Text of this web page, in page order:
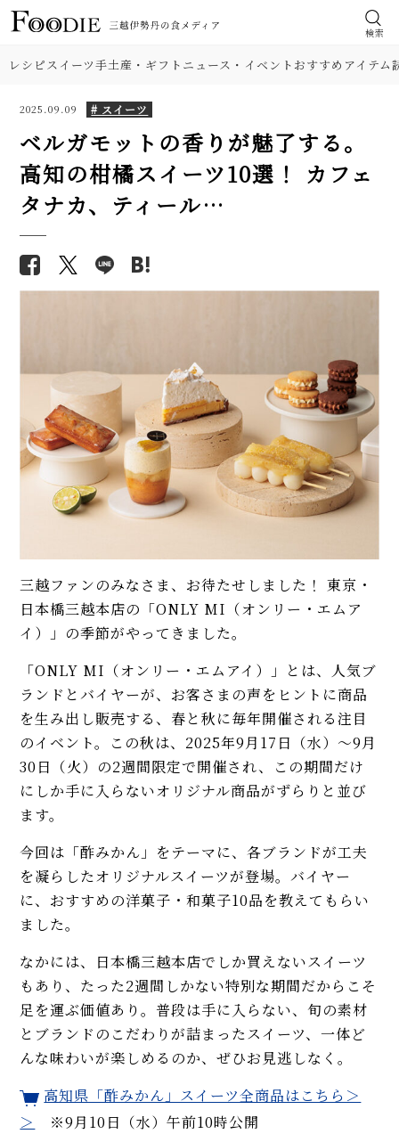
検索
レシピスイーツ手土産・ギフト ニュース・イベントおすすめアイテム
2025.09.09 # スイーツ
ベルガモットの香りが魅了する。
高知の柑橘スイーツ10選！ カフェ
タナカ、ティール…
三越ファンのみなさま、お待たせしました！ 東京・
日本橋三越本店の「ONLY MI（オンリー・エムア
イ）」の季節がやってきました。
「ONLY MI（オンリー・エムアイ）」とは、人気ブ
ランドとバイヤーが、お客さまの声をヒントに商品
を生み出し販売する、春と秋に毎年開催される注目
のイベント。この秋は、2025年9月17日（水）～9月
30日（火）の2週間限定で開催され、この期間だけ
にしか手に入らないオリジナル商品がずらりと並び
ます。
今回は「酢みかん」をテーマに、各ブランドが工夫
を凝らしたオリジナルスイーツが登場。バイヤー
に、おすすめの洋菓子・和菓子10品を教えてもらい
ました。
なかには、日本橋三越本店でしか買えないスイーツ
もあり、たった2週間しかない特別な期間だからこそ
足を運ぶ価値あり。普段は手に入らない、旬の素材
とブランドのこだわりが詰まったスイーツ、一体ど
んな味わいが楽しめるのか、ぜひお見逃しなく。
高知県「酢みかん」スイーツ全商品はこちら＞
＞
※9月10日（水）午前10時公開